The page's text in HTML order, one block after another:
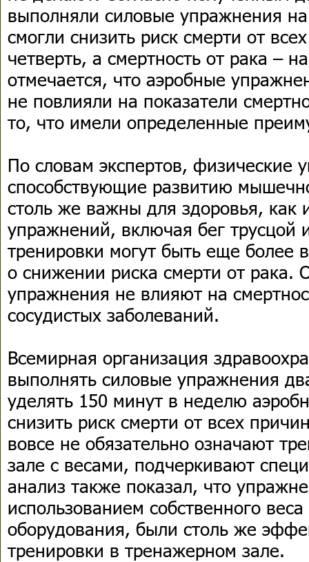
выполняли силовые упражнения
смогли снизить риск смерти от
четверть, а смертность от рака –
отмечается, что аэробные
не повлияли на показатели
то, что имели определенные
По словам экспертов, физические
способствующие развитию
столь же важны для здоровья, как
упражнений, включая бег трусцой
тренировки могут быть еще более
о снижении риска смерти от рака.
упражнения не влияют на
сосудистых заболеваний.
Всемирная организация
выполнять силовые упражнения
уделять 150 минут в неделю
снизить риск смерти от всех
вовсе не обязательно означают
зале с весами, подчеркивают
анализ также показал, что
использованием собственного
оборудования, были столь же
тренировки в тренажерном зале.